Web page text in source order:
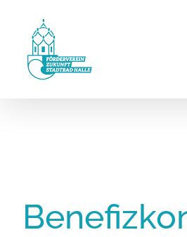
springen